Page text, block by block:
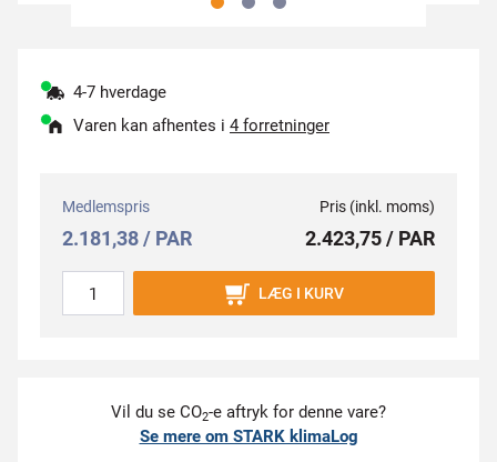
4-7 hverdage
Varen kan afhentes i 4 forretninger
Medlemspris
2.181,38 / PAR
Pris (inkl. moms)
2.423,75 / PAR
LÆG I KURV
Vil du se CO2-e aftryk for denne vare?
Se mere om STARK klimaLog